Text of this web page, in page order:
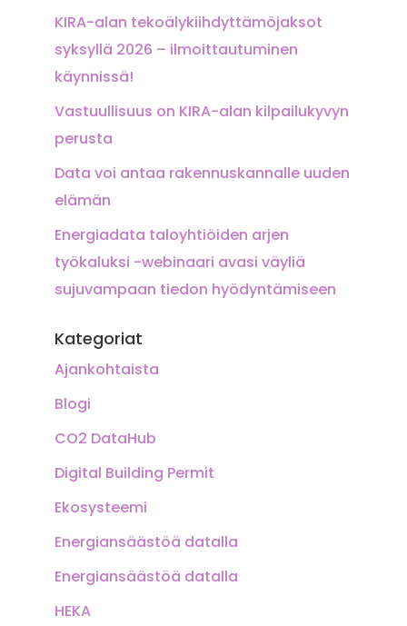
KIRA-alan tekoälykiihdyttämöjaksot
syksyllä 2026 – ilmoittautuminen
käynnissä!
Vastuullisuus on KIRA-alan kilpailukyvyn
perusta
Data voi antaa rakennuskannalle uuden
elämän
Energiadata taloyhtiöiden arjen
työkaluksi -webinaari avasi väyliä
sujuvampaan tiedon hyödyntämiseen
Kategoriat
Ajankohtaista
Blogi
CO2 DataHub
Digital Building Permit
Ekosysteemi
Energiansäästöä datalla
Energiansäästöä datalla
HEKA